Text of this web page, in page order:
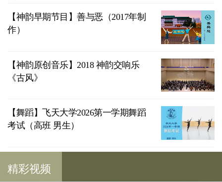
【神韵早期节目】善与恶（2017年制
作）
【神韵原创音乐】2018 神韵交响乐
《古风》
【舞蹈】飞天大学2026第一学期舞蹈
考试（高班 男生）
精彩视频